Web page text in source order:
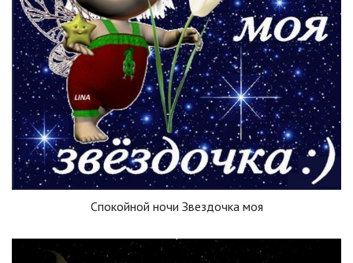
Спокойной ночи Звездочка моя